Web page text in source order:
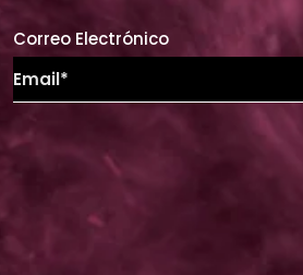
Correo Electrónico